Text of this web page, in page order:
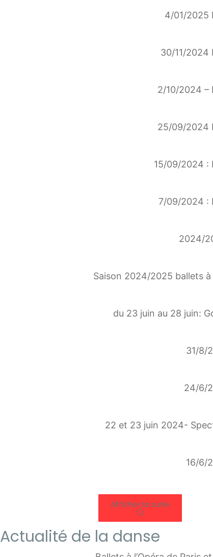
4/01/2025
30/11/2024
2/10/2024 –
25/09/2024
15/09/2024 :
7/09/2024 :
2024/
Saison 2024/2025 ballets à
du 23 juin au 28 juin:
31/8/
24/6/
22 et 23 juin 2024-
16/6/
Afficher la suite
Actualité de la danse